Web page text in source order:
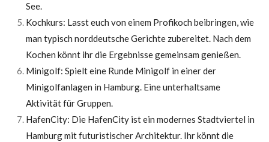
See.
Kochkurs: Lasst euch von einem Profikoch beibringen, wie
man typisch norddeutsche Gerichte zubereitet. Nach dem
Kochen könnt ihr die Ergebnisse gemeinsam genießen.
Minigolf: Spielt eine Runde Minigolf in einer der
Minigolfanlagen in Hamburg. Eine unterhaltsame
Aktivität für Gruppen.
HafenCity: Die HafenCity ist ein modernes Stadtviertel in
Hamburg mit futuristischer Architektur. Ihr könnt die